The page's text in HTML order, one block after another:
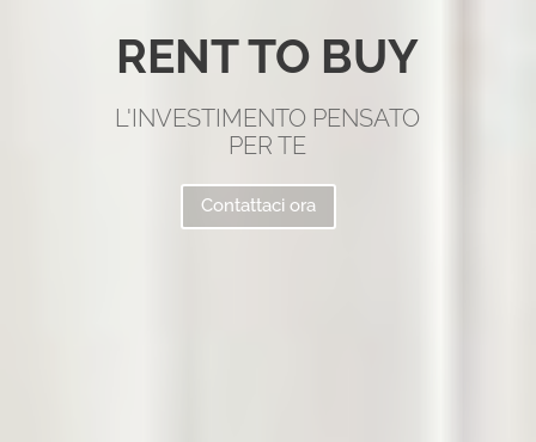
RENT TO BUY
L'INVESTIMENTO PENSATO
PER TE
Contattaci ora